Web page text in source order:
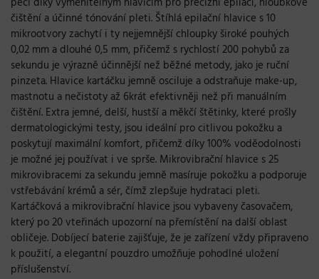
čištění a účinné tónování pleti. Štíhlá epilační hlavice s 10
mikrootvory zachytí i ty nejjemnější chloupky široké pouhých
0,02 mm a dlouhé 0,5 mm, přičemž s rychlostí 200 pohybů za
sekundu je výrazně účinnější než běžné metody, jako je ruční
pinzeta. Hlavice kartáčku jemně osciluje a odstraňuje make-up,
mastnotu a nečistoty až 6krát efektivněji než při manuálním
čištění. Extra jemné, delší, hustší a měkčí štětinky, které prošly
dermatologickými testy, jsou ideální pro citlivou pokožku a
poskytují maximální komfort, přičemž díky 100% voděodolnosti
je možné jej používat i ve sprše. Mikrovibrační hlavice s 25
mikrovibracemi za sekundu jemně masíruje pokožku a podporuje
vstřebávání krémů a sér, čímž zlepšuje hydrataci pleti.
Kartáčková a mikrovibrační hlavice jsou vybaveny časovačem,
který po 20 vteřinách upozorní na přemístění na další oblast
obličeje. Dobíjecí baterie zajišťuje, že je zařízení vždy připraveno
k použití, a elegantní pouzdro umožňuje pohodlné uložení
příslušenství.